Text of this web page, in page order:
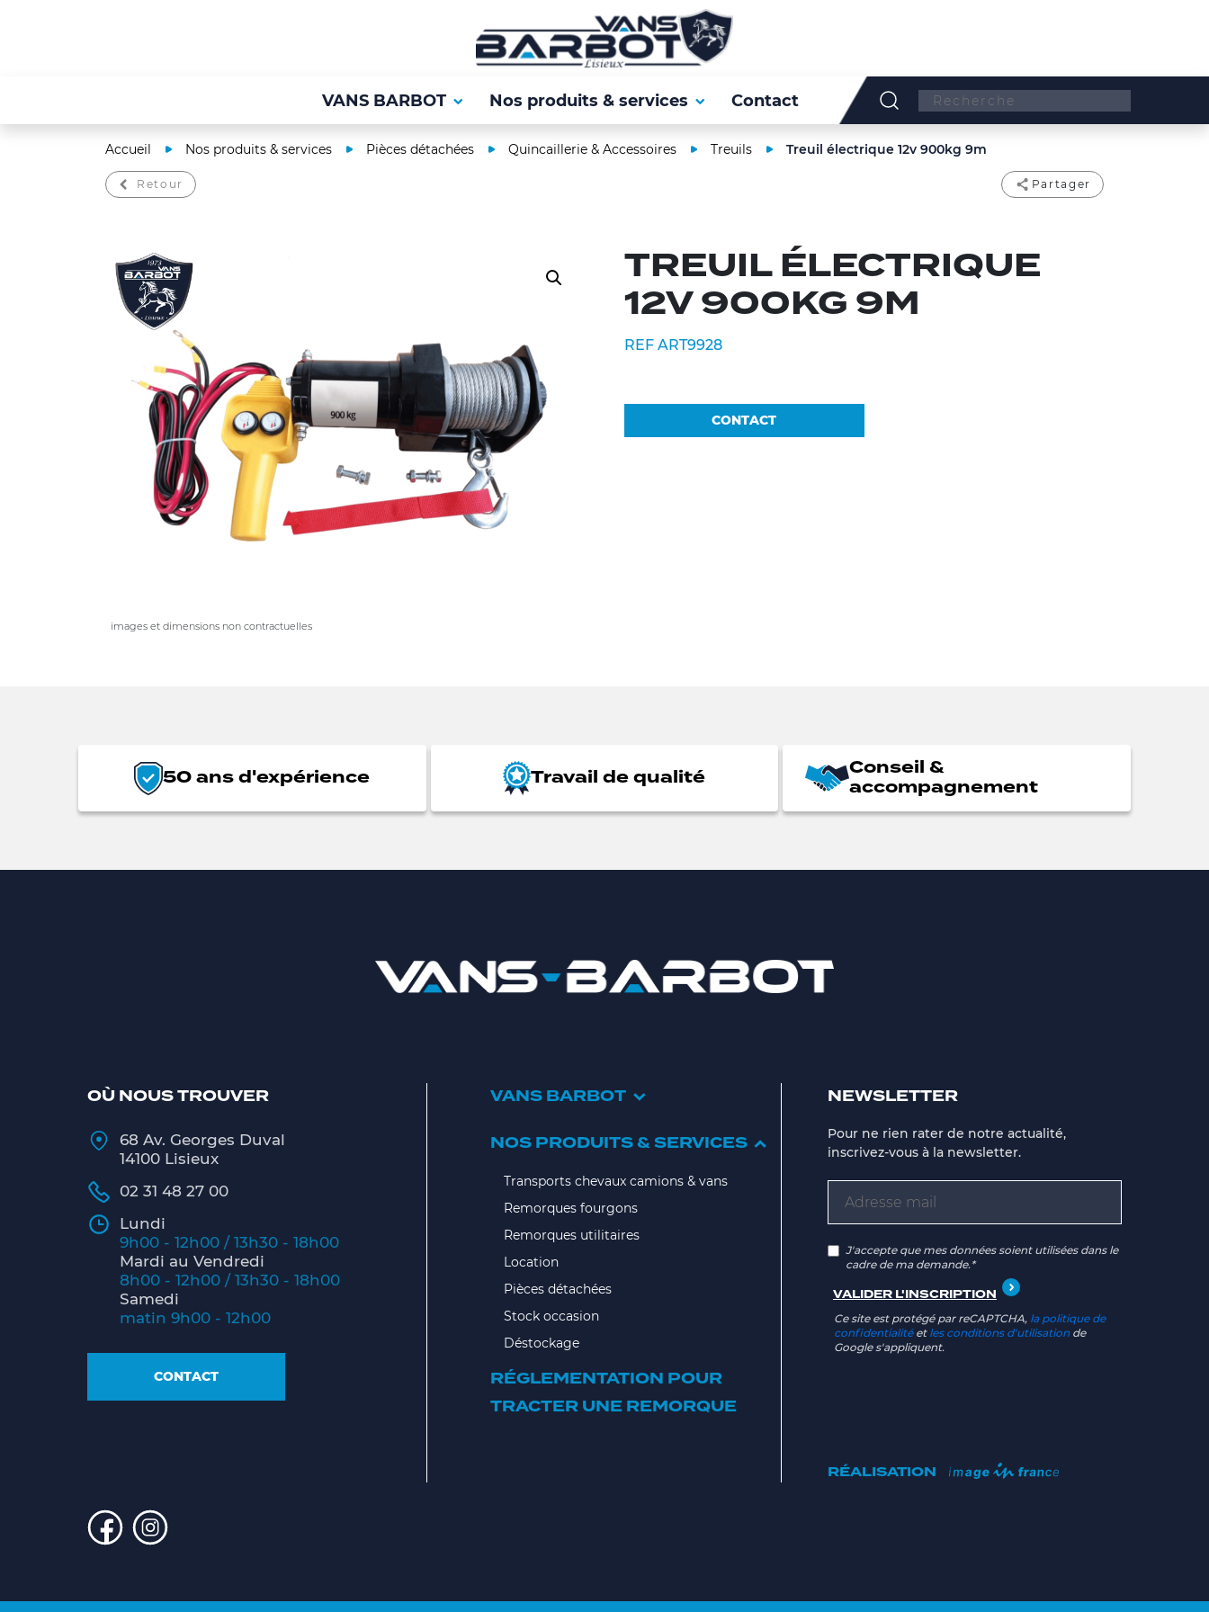
VANS BARBOT Nos produits & services Contact Search:
Accueil Nos produits & services Pièces détachées Quincaillerie & Accessoires Treuils Treuil électrique 12v 900kg 9m
images et dimensions non contractuelles
TREUIL ÉLECTRIQUE
12V 900KG 9M
REF ART9928
CONTACT
Retour Partager
50 ans d'expérience Travail de qualité Conseil &
accompagnement
OÙ NOUS TROUVER
68 Av. Georges Duval
14100 Lisieux
02 31 48 27 00
Lundi
9h00 - 12h00 / 13h30 - 18h00
Mardi au Vendredi
8h00 - 12h00 / 13h30 - 18h00
Samedi
matin 9h00 - 12h00
CONTACT
VANS BARBOT
NOS PRODUITS & SERVICES
Transports chevaux camions & vans
Remorques fourgons
Remorques utilitaires
Location
Pièces détachées
Stock occasion
Déstockage
RÉGLEMENTATION POUR
TRACTER UNE REMORQUE
NEWSLETTER
Pour ne rien rater de notre actualité,
inscrivez-vous à la newsletter.
J'accepte que mes données soient utilisées dans le
cadre de ma demande.*
Ce site est protégé par reCAPTCHA, la politique de
confidentialitéet les conditions d'utilisationde
Google s'appliquent.
RÉALISATION